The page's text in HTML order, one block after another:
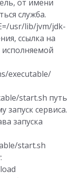
от имени
служба.
usr/lib/jvm/jdk-
ссылка на
исполняемой
executable/
start.sh путь
сервиса.
запуска
start.sh